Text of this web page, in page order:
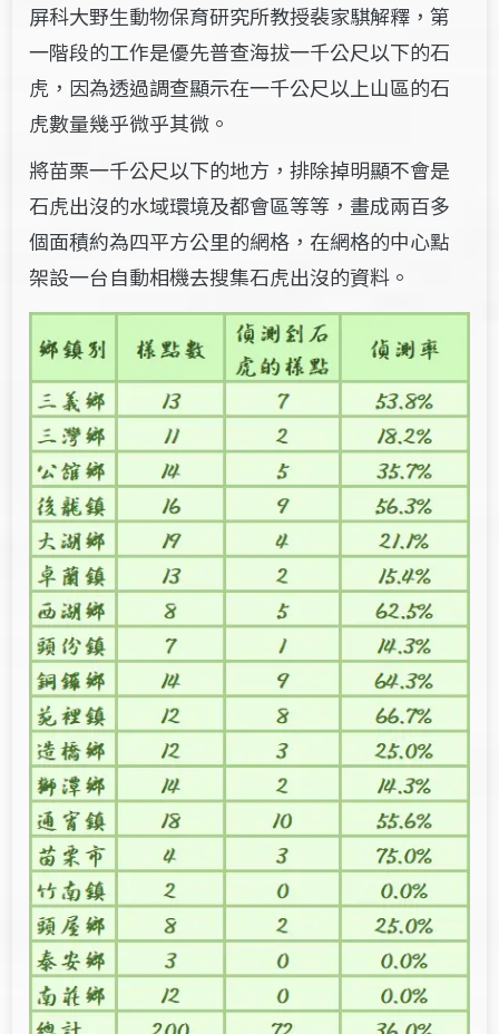
屏科大野生動物保育研究所教授裴家騏解釋，第
一階段的工作是優先普查海拔一千公尺以下的石
虎，因為透過調查顯示在一千公尺以上山區的石
虎數量幾乎微乎其微。
將苗栗一千公尺以下的地方，排除掉明顯不會是
石虎出沒的水域環境及都會區等等，畫成兩百多
個面積約為四平方公里的網格，在網格的中心點
架設一台自動相機去搜集石虎出沒的資料。